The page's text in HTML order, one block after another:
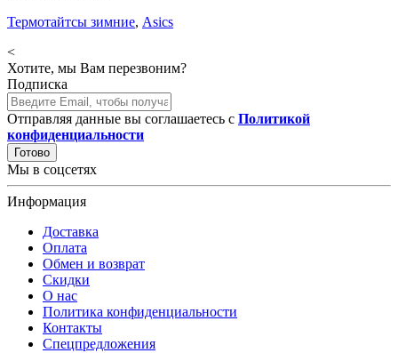
Термотайтсы зимние, Asics
<
Хотите, мы Вам перезвоним?
Подписка
Отправляя данные вы соглашаетесь с Политикой
конфиденциальности
Готово
Мы в соцсетях
Информация
Доставка
Оплата
Обмен и возврат
Скидки
О нас
Политика конфиденциальности
Контакты
Спецпредложения